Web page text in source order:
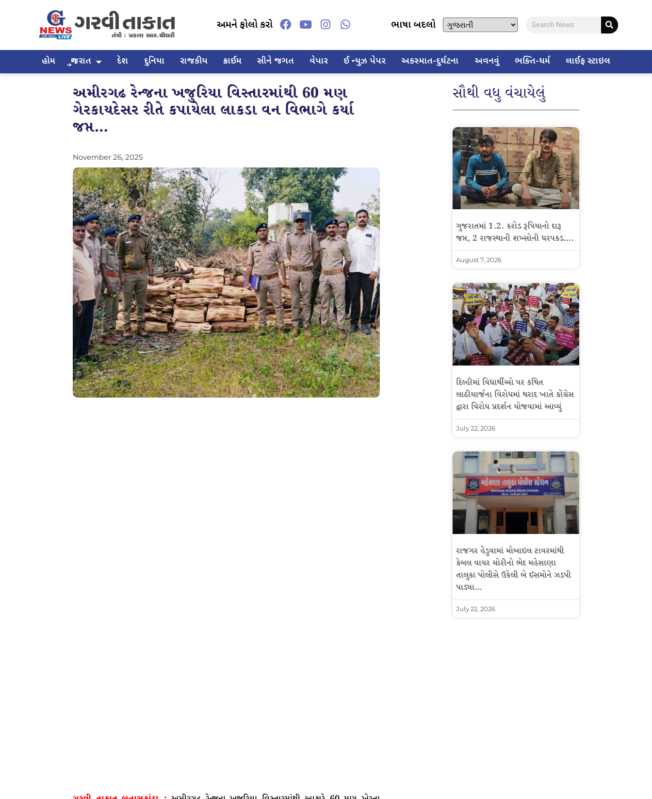
અમને ફોલો કરો ભાષા બદલો
હોમ ગુજરાત દેશ દુનિયા રાજકીય ક્રાઈમ સીને જગત વેપાર ઈ ન્યુઝ પેપર અકસ્માત-દુર્ઘટના અવનવું ભક્તિ-ધર્મ લાઈફ સ્ટાઇલ
અમીરગઢ રેન્જના ખજુરિયા વિસ્તારમાંથી 60 મણ
ગેરકાયદેસર રીતે કપાયેલા લાકડા વન વિભાગે કર્યા
જપ્ત…
November 26, 2025
સૌથી વધુ વંચાયેલું
ગુજરાતમાં 1.2. કરોડ રૂપિયાનો દારૂ
જપ્ત, 2 રાજસ્થાની શખ્સોની ધરપકડ….
August 7, 2026
દિલ્હીમાં વિદ્યાર્થીઓ પર કથિત
લાઠીચાર્જના વિરોધમાં થરાદ ખાતે કોંગ્રેસ
દ્વારા વિરોધ પ્રદર્શન યોજવામાં આવ્યું
July 22, 2026
રાજગર હેડુવામાં મોબાઇલ ટાવરમાંથી
કેબલ વાયર ચોરીનો ભેદ મહેસાણા
તાલુકા પોલીસે ઉકેલી બે ઈસમોને ઝડપી
પાડ્યા…
July 22, 2026